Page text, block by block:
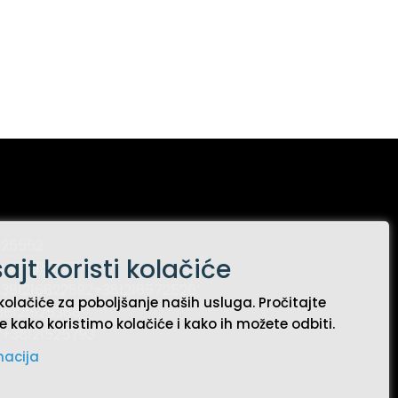
koristi kolačiće
za poboljšanje naših usluga. Pročitajte
kako koristimo kolačiće i kako ih možete odbiti.
+381216622592
+38121525793